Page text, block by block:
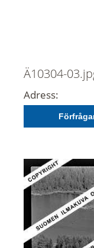
Ä10304-
Adress: